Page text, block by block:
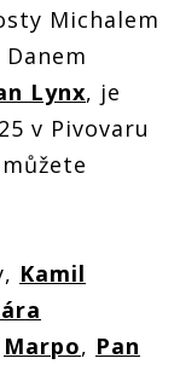
Michalem
Lynx, je
v Pivovaru
Kamil
Marpo, Pan